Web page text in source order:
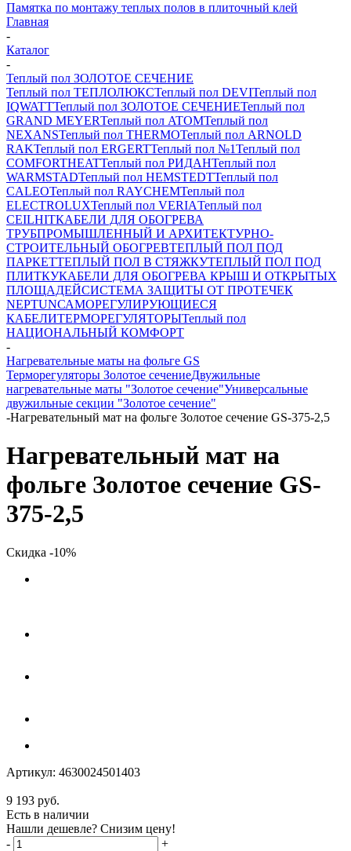
Памятка по монтажу теплых полов в плиточный клей
Главная
-
Каталог
-
Теплый пол ЗОЛОТОЕ СЕЧЕНИЕ
Теплый пол ТЕПЛОЛЮКСТеплый пол DEVIТеплый пол
IQWATTТеплый пол ЗОЛОТОЕ СЕЧЕНИЕТеплый пол
GRAND MEYERТеплый пол ATOMТеплый пол
NEXANSТеплый пол THERMOТеплый пол ARNOLD
RAKТеплый пол ERGERTТеплый пол №1Теплый пол
COMFORTHEATТеплый пол РИДАНТеплый пол
WARMSTADТеплый пол HEMSTEDTТеплый пол
CALEOТеплый пол RAYCHEMТеплый пол
ELECTROLUXТеплый пол VERIAТеплый пол
CEILHITКАБЕЛИ ДЛЯ ОБОГРЕВА
ТРУБПРОМЫШЛЕННЫЙ И АРХИТЕКТУРНО-
СТРОИТЕЛЬНЫЙ ОБОГРЕВТЕПЛЫЙ ПОЛ ПОД
ПАРКЕТТЕПЛЫЙ ПОЛ В СТЯЖКУТЕПЛЫЙ ПОЛ ПОД
ПЛИТКУКАБЕЛИ ДЛЯ ОБОГРЕВА КРЫШ И ОТКРЫТЫХ
ПЛОЩАДЕЙСИСТЕМА ЗАЩИТЫ ОТ ПРОТЕЧЕК
NEPTUNСАМОРЕГУЛИРУЮЩИЕСЯ
КАБЕЛИТЕРМОРЕГУЛЯТОРЫТеплый пол
НАЦИОНАЛЬНЫЙ КОМФОРТ
-
Нагревательные маты на фольге GS
Терморегуляторы Золотое сечениеДвужильные
нагревательные маты "Золотое сечение"Универсальные
двужильные секции "Золотое сечение"
-Нагревательный мат на фольге Золотое сечение GS-375-2,5
Нагревательный мат на
фольге Золотое сечение GS-
375-2,5
Скидка -10%
Артикул: 4630024501403
9 193 руб.
Есть в наличии
Нашли дешевле? Снизим цену!
-
+